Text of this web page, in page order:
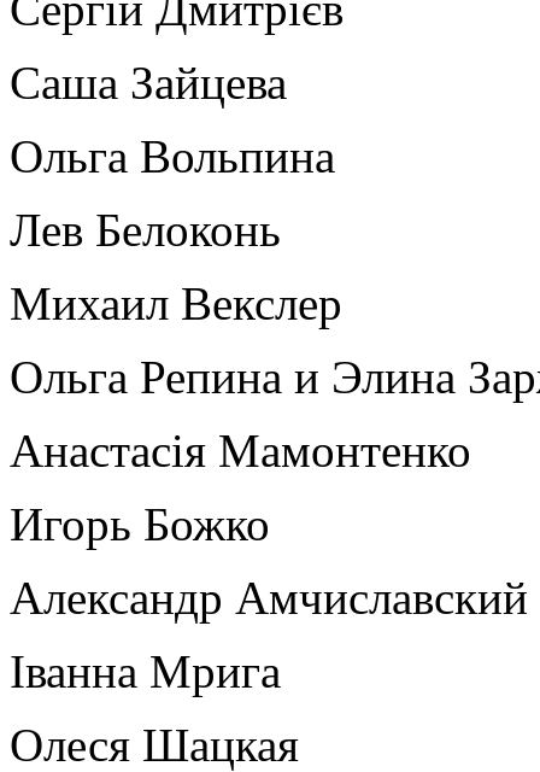
Саша Зайцева
Ольга Вольпина
Лев Белоконь
Михаил Векслер
Ольга Репина и Элина
Анастасія Мамонтенко
Игорь Божко
Александр Амчиславский
Іванна Мрига
Олеся Шацкая